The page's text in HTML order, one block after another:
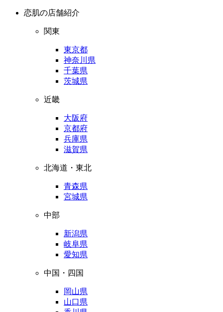
恋肌の店舗紹介
関東
東京都
神奈川県
千葉県
茨城県
近畿
大阪府
京都府
兵庫県
滋賀県
北海道・東北
青森県
宮城県
中部
新潟県
岐阜県
愛知県
中国・四国
岡山県
山口県